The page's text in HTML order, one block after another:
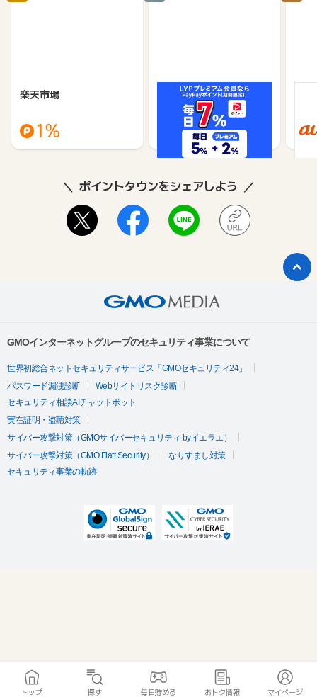
楽天市場
1%
Yahoo!ショッピング
1%
ポイントタウンをシェアしよう
GMOインターネットグループのセキュリティ事業について
世界初総合ネットセキュリティサービス「GMOセキュリティ24」
パスワード漏洩診断
Webサイトリスク診断
セキュリティ相談AIチャットボット
実在証明・盗聴対策
サイバー攻撃対策（GMOサイバーセキュリティ byイエラエ）
サイバー攻撃対策（GMO Flatt Security）
なりすまし対策
セキュリティ事業の軌跡
トップ 探す 毎日貯める おトク情報 マイページ